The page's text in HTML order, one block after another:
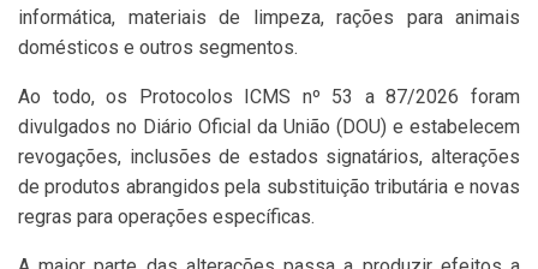
informática, materiais de limpeza, rações para animais
domésticos e outros segmentos.
Ao todo, os Protocolos ICMS nº 53 a 87/2026 foram
divulgados no Diário Oficial da União (DOU) e estabelecem
revogações, inclusões de estados signatários, alterações
de produtos abrangidos pela substituição tributária e novas
regras para operações específicas.